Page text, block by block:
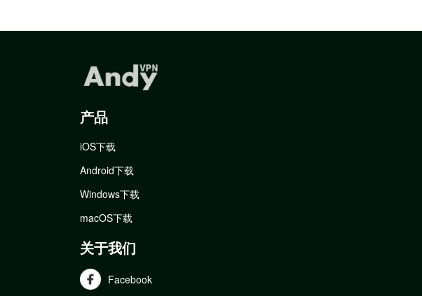
产品
iOS下载
Android下载
Windows下载
macOS下载
关于我们
Facebook